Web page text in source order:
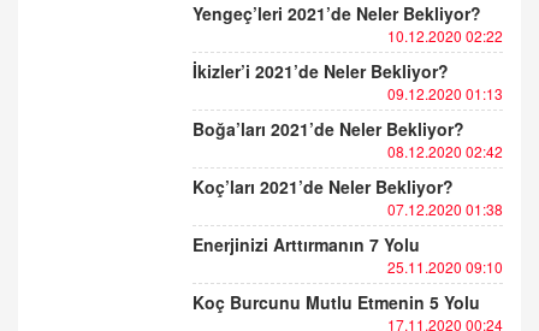
Yengeç’leri 2021’de Neler Bekliyor?
10.12.2020 02:22
İkizler’i 2021’de Neler Bekliyor?
09.12.2020 01:13
Boğa’ları 2021’de Neler Bekliyor?
08.12.2020 02:42
Koç’ları 2021’de Neler Bekliyor?
07.12.2020 01:38
Enerjinizi Arttırmanın 7 Yolu
25.11.2020 09:10
Koç Burcunu Mutlu Etmenin 5 Yolu
17.11.2020 00:24